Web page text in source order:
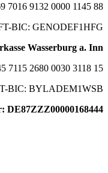
7016 9132 0000 1145 88
BIC: GENODEF1HFG
Wasserburg a. Inn
7115 2680 0030 3118 15
BIC: BYLADEM1WSB
DE87ZZZ00000168444